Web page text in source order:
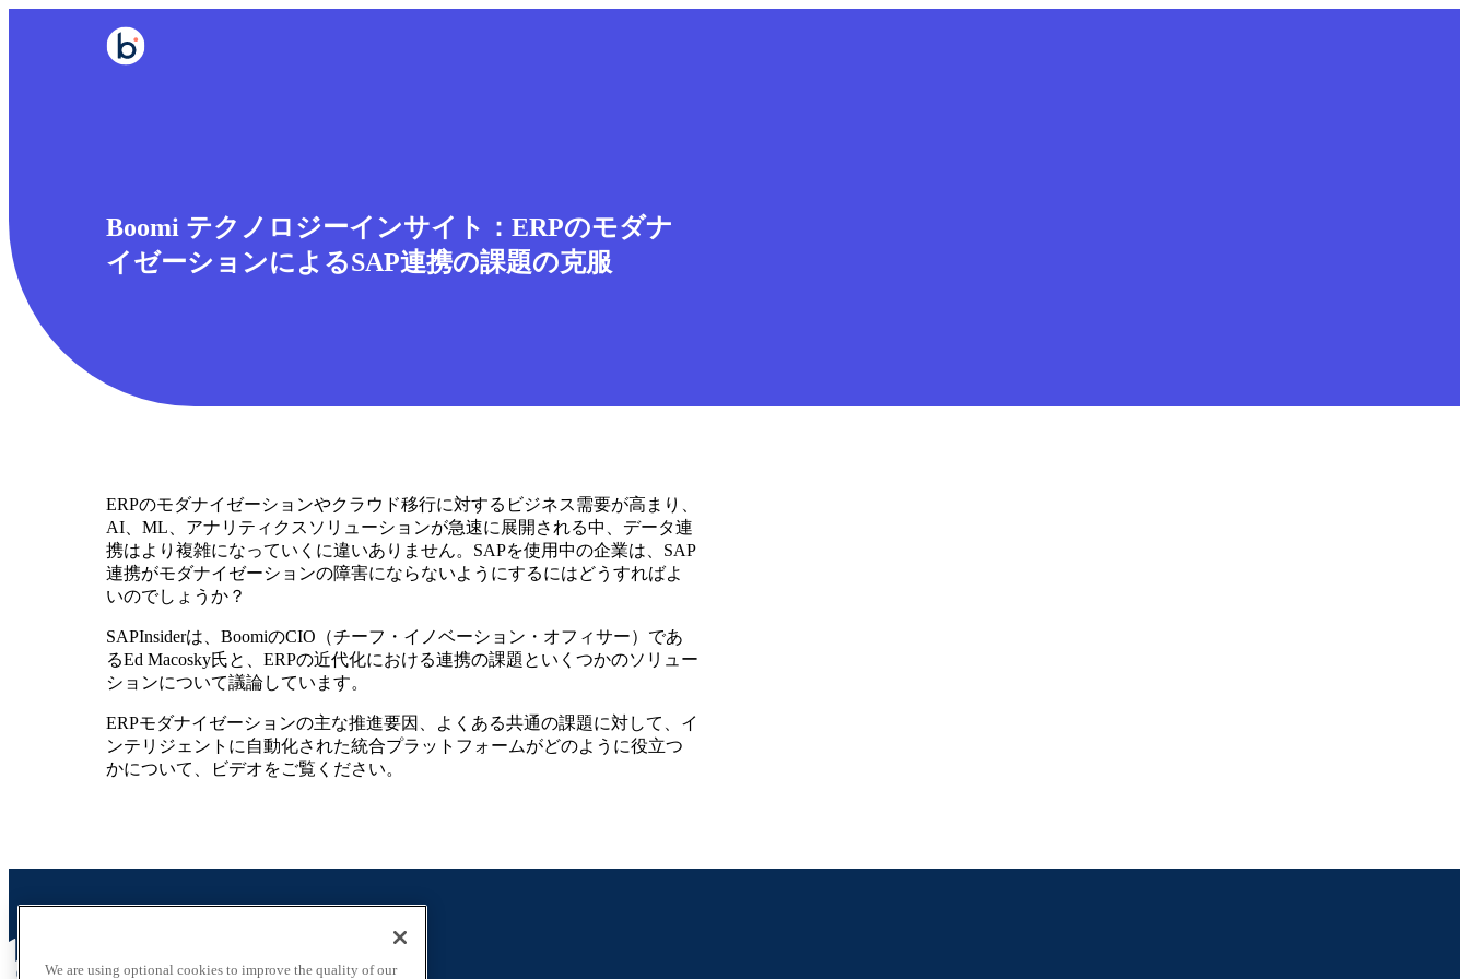
Boomi テクノロジーインサイト：ERPのモダナ
イゼーションによるSAP連携の課題の克服
ERPのモダナイゼーションやクラウド移行に対するビジネス需要が高まり、
AI、ML、アナリティクスソリューションが急速に展開される中、データ連
携はより複雑になっていくに違いありません。SAPを使用中の企業は、SAP
連携がモダナイゼーションの障害にならないようにするにはどうすればよ
いのでしょうか？
SAPInsiderは、BoomiのCIO（チーフ・イノベーション・オフィサー）であ
るEd Macosky氏と、ERPの近代化における連携の課題といくつかのソリュー
ションについて議論しています。
ERPモダナイゼーションの主な推進要因、よくある共通の課題に対して、イ
ンテリジェントに自動化された統合プラットフォームがどのように役立つ
かについて、ビデオをご覧ください。
We are using optional cookies to improve the quality of our